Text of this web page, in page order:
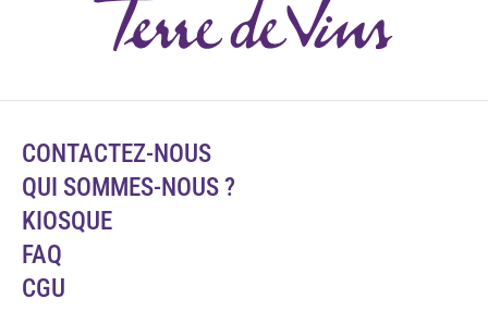
CONTACTEZ-NOUS
QUI SOMMES-NOUS ?
KIOSQUE
FAQ
CGU